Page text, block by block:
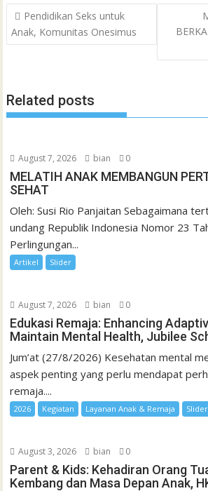
o
o
e
r
A
p
a
a
t
Post
navigation
Pendidikan Seks untuk
Anak, Komunitas Onesimus
Related posts
August 7, 2026 bian 0
MELATIH ANAK MEMBANGUN
SEHAT
Oleh: Susi Rio Panjaitan Sebagaimana
undang Republik Indonesia Nomor 23
Perlingungan...
Artikel Slider
August 7, 2026 bian 0
Edukasi Remaja: Enhancing
Maintain Mental Health, Jubilee
Jum’at (27/8/2026) Kesehatan mental
aspek penting yang perlu mendapat
remaja....
2026 Kegiatan Layanan Anak & Remaja Slider
August 3, 2026 bian 0
Parent & Kids: Kehadiran Orang
Kembang dan Masa Depan Anak,